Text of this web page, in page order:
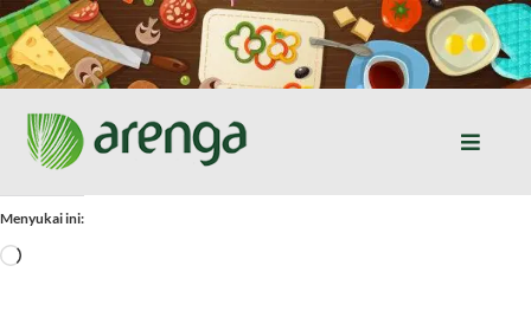
Skip
to
content
Toggle
Home
Menyukai ini:
Memuat...